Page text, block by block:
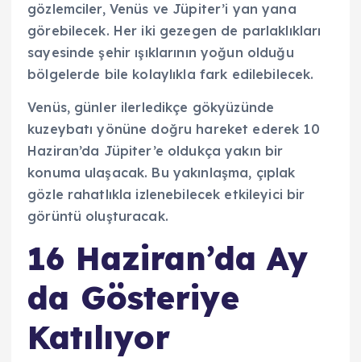
gözlemciler, Venüs ve Jüpiter’i yan yana
görebilecek. Her iki gezegen de parlaklıkları
sayesinde şehir ışıklarının yoğun olduğu
bölgelerde bile kolaylıkla fark edilebilecek.
Venüs, günler ilerledikçe gökyüzünde
kuzeybatı yönüne doğru hareket ederek 10
Haziran’da Jüpiter’e oldukça yakın bir
konuma ulaşacak. Bu yakınlaşma, çıplak
gözle rahatlıkla izlenebilecek etkileyici bir
görüntü oluşturacak.
16 Haziran’da Ay
da Gösteriye
Katılıyor